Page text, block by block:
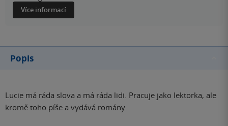
Více informací
Popis
Lucie má ráda slova a má ráda lidi. Pracuje jako lektorka, ale
kromě toho píše a vydává romány.